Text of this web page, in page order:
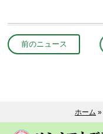
前のニュース
ホーム »